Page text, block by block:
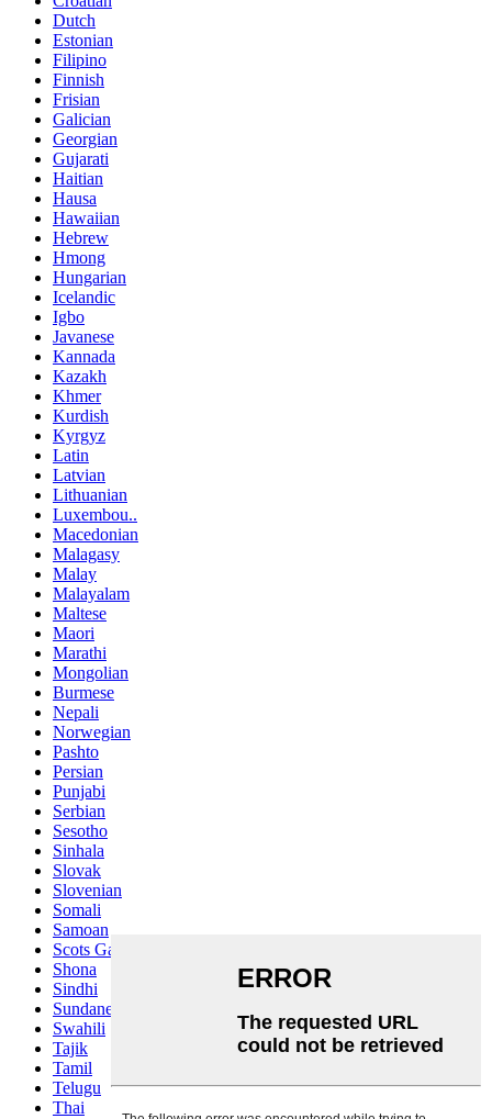
Dutch
Estonian
Filipino
Finnish
Frisian
Galician
Georgian
Gujarati
Haitian
Hausa
Hawaiian
Hebrew
Hmong
Hungarian
Icelandic
Igbo
Javanese
Kannada
Kazakh
Khmer
Kurdish
Kyrgyz
Latin
Latvian
Lithuanian
Luxembou..
Macedonian
Malagasy
Malay
Malayalam
Maltese
Maori
Marathi
Mongolian
Burmese
Nepali
Norwegian
Pashto
Persian
Punjabi
Serbian
Sesotho
Sinhala
Slovak
Slovenian
Somali
Samoan
Scots Gaelic
Shona
Sindhi
Sundanese
Swahili
Tajik
Tamil
Telugu
Thai